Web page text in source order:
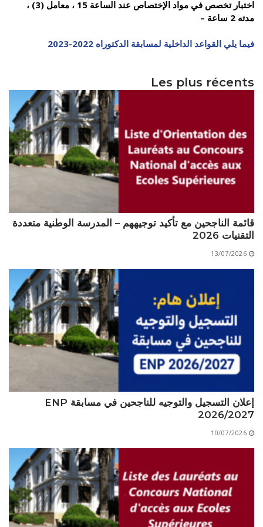
الأقــســــام الـتـحــضـيـريـــة
البرنامج الدراسي
الشهادات
نماذج ما بعد التدرج
ميثاق الأداب والأخلاقيات الجامعية
اختبار تخصص في مواد الإختصاص عند الساعة 15 ، معامل (3) ،
مدته 2 ساعة –
فيما يلي القواعد الداخلية لمسابقة الدكتوراه 2022-2023
Les plus récents
قائمة الناجحين مع تأكيد توجيههم – المدرسة الوطنية متعددة
التقنيات 2026
13/07/2026
إعلان التسجيل والتوجيه للناجحين في مسابقة ENP
2026/2027
10/07/2026